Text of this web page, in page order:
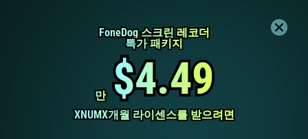
FoneDog 스크린 레코더
FoneDog 스크린 레코더
특가 패키지
특가 패키지
만
만 $4.49
$4.49
XNUMX개월 라이센스를 받으려면
XNUMX개월 라이센스를 받으려면